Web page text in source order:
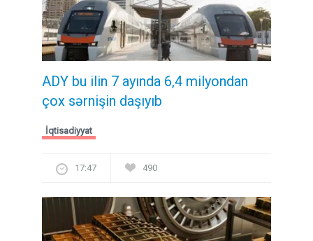
ADY bu ilin 7 ayında 6,4 milyondan
çox sərnişin daşıyıb
İqtisadiyyat
17:47 490